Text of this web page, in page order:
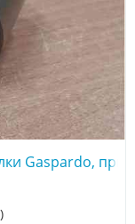
Gaspardo,